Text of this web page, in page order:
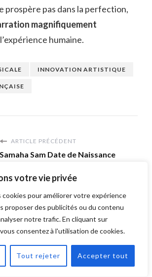
votre vie privée
pour améliorer votre expérience
proposer des publicités ou du contenu
notre trafic. En cliquant sur
consentez à l'utilisation de cookies.
Tout rejeter Accepter tout
prospère pas dans la perfection,
magnifiquement
humaine.
INNOVATION ARTISTIQUE
ARTICLE PRÉCÉDENT
Samaha Sam Date de Naissance
ARTICLE SUIVANT
Bouchet Biathlon